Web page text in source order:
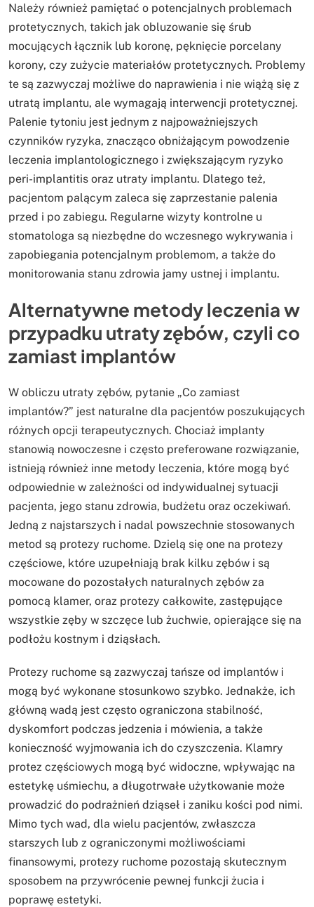
Należy również pamiętać o potencjalnych problemach
protetycznych, takich jak obluzowanie się śrub
mocujących łącznik lub koronę, pęknięcie porcelany
korony, czy zużycie materiałów protetycznych. Problemy
te są zazwyczaj możliwe do naprawienia i nie wiążą się z
utratą implantu, ale wymagają interwencji protetycznej.
Palenie tytoniu jest jednym z najpoważniejszych
czynników ryzyka, znacząco obniżającym powodzenie
leczenia implantologicznego i zwiększającym ryzyko
peri-implantitis oraz utraty implantu. Dlatego też,
pacjentom palącym zaleca się zaprzestanie palenia
przed i po zabiegu. Regularne wizyty kontrolne u
stomatologa są niezbędne do wczesnego wykrywania i
zapobiegania potencjalnym problemom, a także do
monitorowania stanu zdrowia jamy ustnej i implantu.
Alternatywne metody leczenia w
przypadku utraty zębów, czyli co
zamiast implantów
W obliczu utraty zębów, pytanie „Co zamiast
implantów?” jest naturalne dla pacjentów poszukujących
różnych opcji terapeutycznych. Chociaż implanty
stanowią nowoczesne i często preferowane rozwiązanie,
istnieją również inne metody leczenia, które mogą być
odpowiednie w zależności od indywidualnej sytuacji
pacjenta, jego stanu zdrowia, budżetu oraz oczekiwań.
Jedną z najstarszych i nadal powszechnie stosowanych
metod są protezy ruchome. Dzielą się one na protezy
częściowe, które uzupełniają brak kilku zębów i są
mocowane do pozostałych naturalnych zębów za
pomocą klamer, oraz protezy całkowite, zastępujące
wszystkie zęby w szczęce lub żuchwie, opierające się na
podłożu kostnym i dziąsłach.
Protezy ruchome są zazwyczaj tańsze od implantów i
mogą być wykonane stosunkowo szybko. Jednakże, ich
główną wadą jest często ograniczona stabilność,
dyskomfort podczas jedzenia i mówienia, a także
konieczność wyjmowania ich do czyszczenia. Klamry
protez częściowych mogą być widoczne, wpływając na
estetykę uśmiechu, a długotrwałe użytkowanie może
prowadzić do podrażnień dziąseł i zaniku kości pod nimi.
Mimo tych wad, dla wielu pacjentów, zwłaszcza
starszych lub z ograniczonymi możliwościami
finansowymi, protezy ruchome pozostają skutecznym
sposobem na przywrócenie pewnej funkcji żucia i
poprawę estetyki.